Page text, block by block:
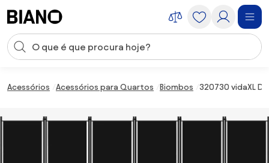
Entrada de pesquisa
Acessórios Acessórios para Quartos Biombos 320730 vidaXL